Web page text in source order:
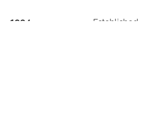
1994 Established